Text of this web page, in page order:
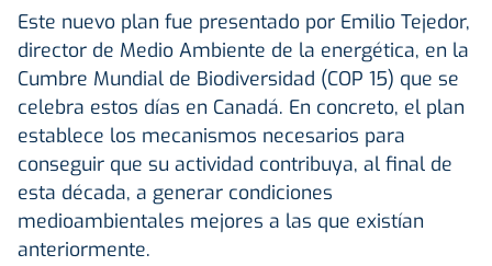
Este nuevo plan fue presentado por Emilio Tejedor,
director de Medio Ambiente de la energética, en la
Cumbre Mundial de Biodiversidad (COP 15) que se
celebra estos días en Canadá. En concreto, el plan
establece los mecanismos necesarios para
conseguir que su actividad contribuya, al final de
esta década, a generar condiciones
medioambientales mejores a las que existían
anteriormente.